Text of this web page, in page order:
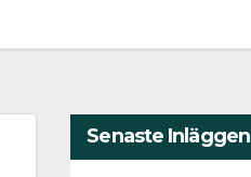
Senaste Inläggen